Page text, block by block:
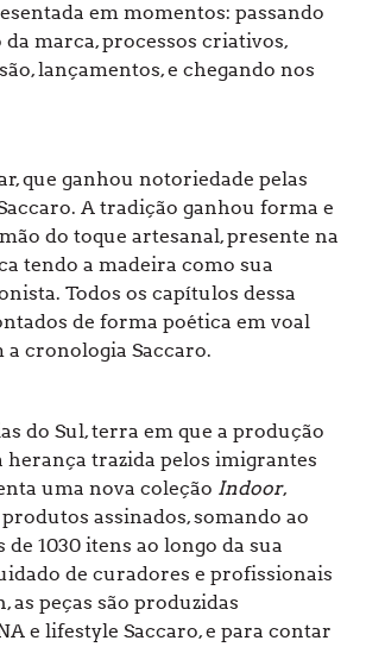
em momentos: passando
marca, processos criativos,
lançamentos, e chegando nos
que ganhou notoriedade pelas
A tradição ganhou forma e
do toque artesanal, presente na
tendo a madeira como sua
Todos os capítulos dessa
de forma poética em voal
a cronologia Saccaro.
do Sul, terra em que a produção
herança trazida pelos imigrantes
uma nova coleção Indoor,
assinados, somando ao
1030 itens ao longo da sua
de curadores e profissionais
as peças são produzidas
e lifestyle Saccaro, e para contar